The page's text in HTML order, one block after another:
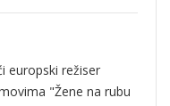
europski režiser
"Žene na rubu